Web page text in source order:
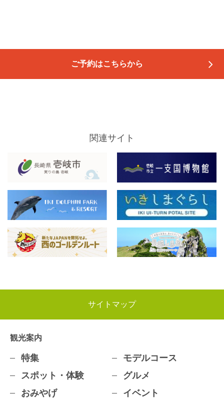
ご予約はこちらから
関連サイト
サイトマップ
観光案内
特集
モデルコース
スポット・体験
グルメ
おみやげ
イベント